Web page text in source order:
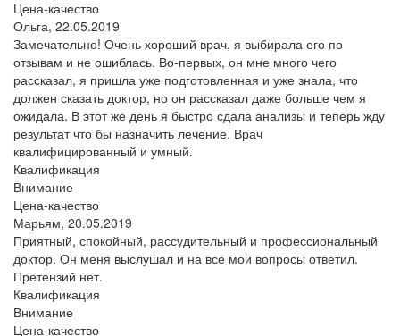
Цена-качество
Ольга, 22.05.2019
Замечательно! Очень хороший врач, я выбирала его по
отзывам и не ошиблась. Во-первых, он мне много чего
рассказал, я пришла уже подготовленная и уже знала, что
должен сказать доктор, но он рассказал даже больше чем я
ожидала. В этот же день я быстро сдала анализы и теперь жду
результат что бы назначить лечение. Врач
квалифицированный и умный.
Квалификация
Внимание
Цена-качество
Марьям, 20.05.2019
Приятный, спокойный, рассудительный и профессиональный
доктор. Он меня выслушал и на все мои вопросы ответил.
Претензий нет.
Квалификация
Внимание
Цена-качество